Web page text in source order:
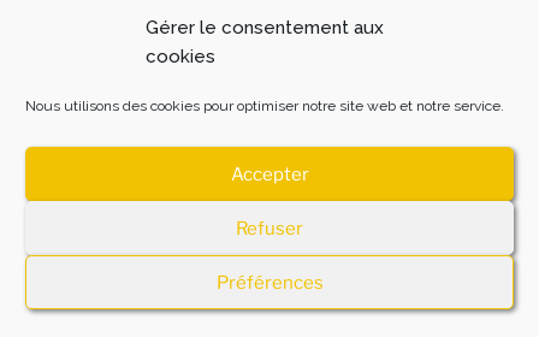
Gérer le consentement aux
cookies
Nous utilisons des cookies pour optimiser notre site web et notre service.
Accepter
Refuser
Préférences
9 Rue de l’Archerie, 60680 Jonquières
06 51 24 77 65
MENTIONS LEGALES
Fièrement propulsé par